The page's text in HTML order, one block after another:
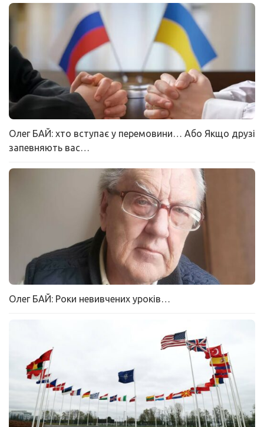
Олег БАЙ: хто вступає у перемовини… Або Якщо друзі
запевняють вас…
Олег БАЙ: Роки невивчених уроків…